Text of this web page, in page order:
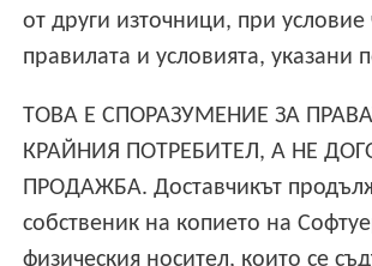
от други източници, при условие
правилата и условията, указани
ТОВА Е СПОРАЗУМЕНИЕ ЗА
КРАЙНИЯ ПОТРЕБИТЕЛ, А НЕ
ПРОДАЖБА. Доставчикът
собственик на копието на
физическия носител, които се